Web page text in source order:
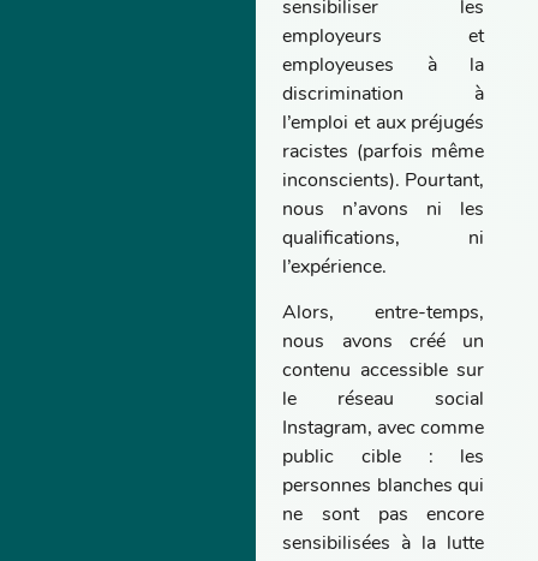
sensibiliser les
employeurs et
employeuses à la
discrimination à
l’emploi et aux préjugés
racistes (parfois même
inconscients). Pourtant,
nous n’avons ni les
qualifications, ni
l’expérience.
Alors, entre-temps,
nous avons créé un
contenu accessible sur
le réseau social
Instagram, avec comme
public cible : les
personnes blanches qui
ne sont pas encore
sensibilisées à la lutte